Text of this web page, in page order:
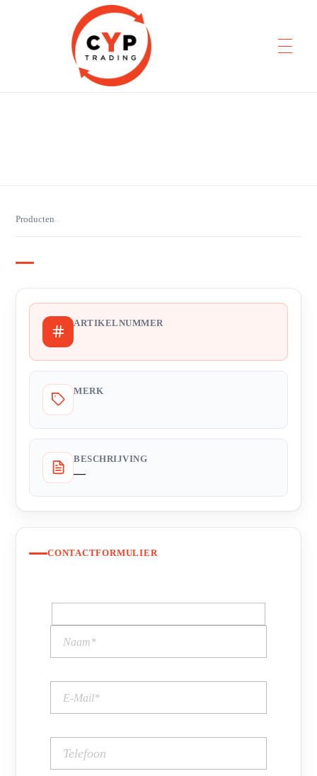
Producten››
ARTIKELNUMMER
MERK
BESCHRIJVING
—
CONTACTFORMULIER